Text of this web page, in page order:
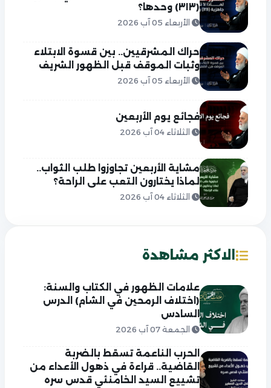
(٣١٣) وحدها؟
الأربعاء 05 آب 2026
حراك المشرقيين.. بين قسوة الابتلاء
وثبات الموقف قبل الظهور الشريف
الأربعاء 05 آب 2026
فجائع يوم الأربعين
الثلاثاء 04 آب 2026
مشاية الأربعين تجاوزوا طلب الثواب..
لماذا يختارون التعب على الراحة؟
الثلاثاء 04 آب 2026
الاكثر مشاهدة
علامات الظهور في الكتاب والسنة:
(اختلاف الرمحين في الشام) الدرس
السادس
الجمعة 07 آب 2026
الحرب الناعمة تسقط بالضربة
القاضية.. قراءة في ذهول الأعداء من
تشييع السيد الخامنئي قدس سره